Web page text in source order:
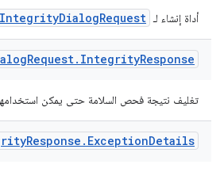
أداة إنشاء لـ IntegrityDialogRequest
Request. IntegrityResponse
تغليف نتيجة فحص السلامة حتى يمكن استخدامها
Response . ExceptionDetails